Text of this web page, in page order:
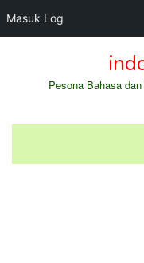
Masuk Log
Pesona Bahasa